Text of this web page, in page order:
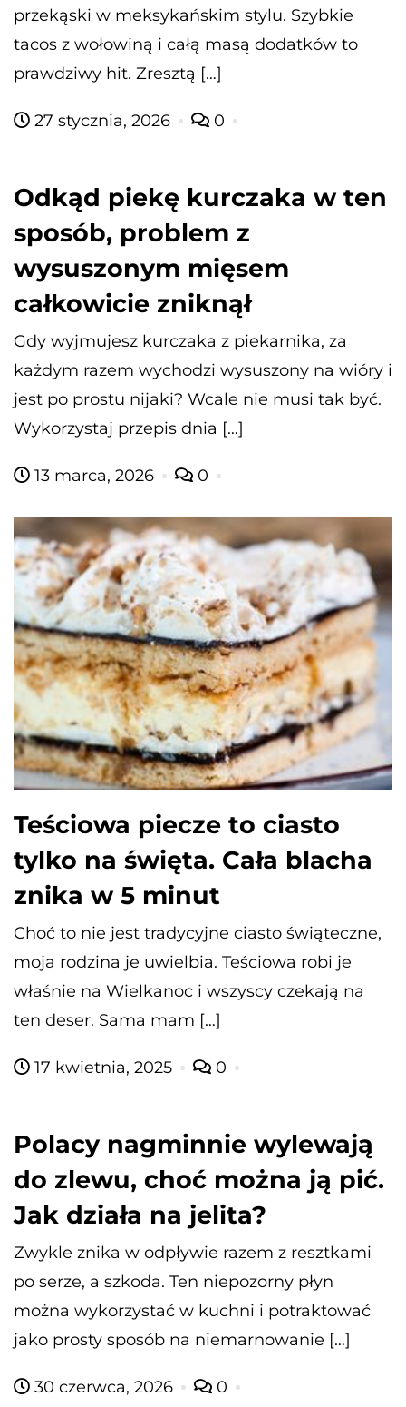
przekąski w meksykańskim stylu. Szybkie
tacos z wołowiną i całą masą dodatków to
prawdziwy hit. Zresztą […]
27 stycznia, 2026 0
Odkąd piekę kurczaka w ten
sposób, problem z
wysuszonym mięsem
całkowicie zniknął
Gdy wyjmujesz kurczaka z piekarnika, za
każdym razem wychodzi wysuszony na wióry i
jest po prostu nijaki? Wcale nie musi tak być.
Wykorzystaj przepis dnia […]
13 marca, 2026 0
Teściowa piecze to ciasto
tylko na święta. Cała blacha
znika w 5 minut
Choć to nie jest tradycyjne ciasto świąteczne,
moja rodzina je uwielbia. Teściowa robi je
właśnie na Wielkanoc i wszyscy czekają na
ten deser. Sama mam […]
17 kwietnia, 2025 0
Polacy nagminnie wylewają
do zlewu, choć można ją pić.
Jak działa na jelita?
Zwykle znika w odpływie razem z resztkami
po serze, a szkoda. Ten niepozorny płyn
można wykorzystać w kuchni i potraktować
jako prosty sposób na niemarnowanie […]
30 czerwca, 2026 0